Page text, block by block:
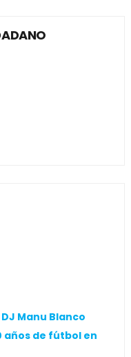
Manu Blanco
años de fútbol en